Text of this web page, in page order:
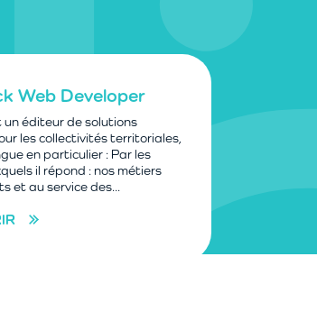
Web Developer
un éditeur de solutions
les collectivités territoriales,
en particulier : Par les
il répond : nos métiers
et au service des...